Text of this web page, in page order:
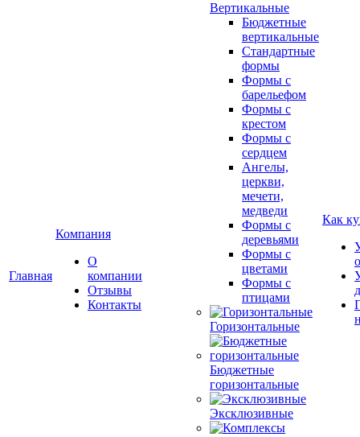
Главная
Компания
О
компании
Отзывы
Контакты
Вертикальные
Бюджетные
вертикальные
Стандартные
формы
Формы с
барельефом
Формы с
крестом
Формы с
сердцем
Ангелы,
церкви,
мечети,
медведи
Формы с
деревьями
Формы с
цветами
Формы с
птицами
Горизонтальные
Бюджетные
горизонтальные
Эксклюзивные
Как